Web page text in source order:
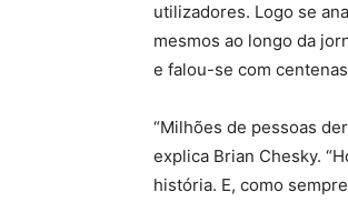
utilizadores. Logo se
mesmos ao longo da
e falou-se com
“Milhões de pessoas
explica Brian Chesky.
história. E, como